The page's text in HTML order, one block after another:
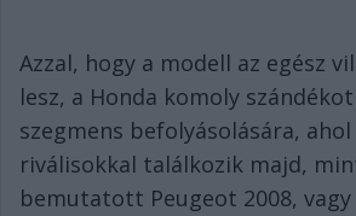
Azzal, hogy a modell az egész
lesz, a Honda komoly
szegmens befolyásolására,
riválisokkal találkozik majd,
bemutatott Peugeot 2008, vagy